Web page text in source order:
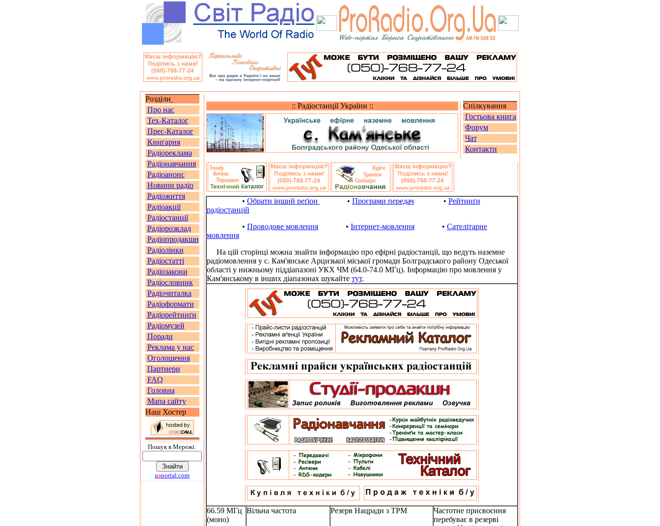
Розділи
Про нас
Тех-Каталог
Прес-Каталог
Книгарня
Радіореклама
Радіонавчання
Радіоанонс
Новини радіо
Радіожиття
Радіоакції
Радіостанції
Радіорозклад
Радіопродакшн
Радіолінки
Радіостатті
Радіозакони
Радіословник
Радіочиталка
Радіоформати
Радіорейтинґи
Радіомузей
Поради
Реклама у нас
Оголошення
Партнери
FAQ
Головна
Мапа сайту
Наш Хостер
Пошук в Мережi:
uaportal.com
Спілкування
Гостьова книга
Форум
Чат
Контакти
:: Радіостанції України ::
• Обрати інший реґіон • Програми передач • Рейтинґи
радіостанцій
• Проводове мовлення • Інтернет-мовлення • Сателітарне
мовлення
На цій сторінці можна знайти інформацію про ефірні радіостанції, що ведуть наземне
радіомовлення у с. Кам'янське Арцизької міської громади Болградського району Одеської
області у нижньому піддіапазоні УКХ ЧМ (64.0-74.0 МГц). Інформацію про мовлення у
Кам'янському в інших діапазонах шукайте тут.
66.59 МГц
(моно)
Вільна частота Резерв Нацради з ТРМ
Частотне присвоєння
перебуває в резерві